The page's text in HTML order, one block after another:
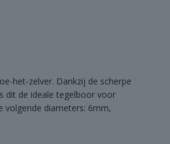
het-zelver. Dankzij de scherpe
dit de ideale tegelboor voor
volgende diameters: 6mm,